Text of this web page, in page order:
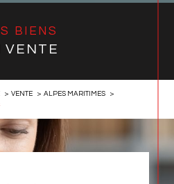
BIENS
VENTE
VENTE
ALPES MARITIMES